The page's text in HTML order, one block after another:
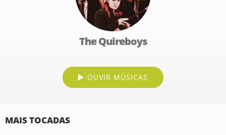
The Quireboys
OUVIR MÚSICAS
MAIS TOCADAS